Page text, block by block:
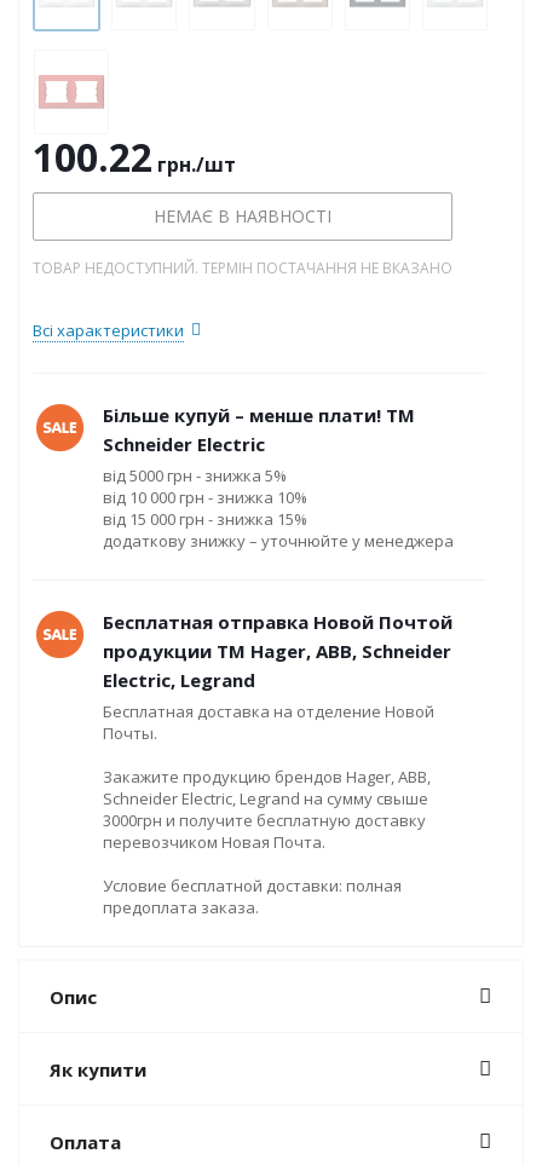
100.22 грн./шт
НЕМАЄ В НАЯВНОСТІ
ТОВАР НЕДОСТУПНИЙ. ТЕРМІН ПОСТАЧАННЯ НЕ ВКАЗАНО
Всі характеристики
Більше купуй – менше плати! ТМ
Schneider Electric
від 5000 грн - знижка 5%
від 10 000 грн - знижка 10%
від 15 000 грн - знижка 15%
додаткову знижку – уточнюйте у менеджера
Бесплатная отправка Новой Почтой
продукции ТМ Hager, ABB, Schneider
Electric, Legrand
Бесплатная доставка на отделение Новой
Почты.
Закажите продукцию брендов Hager, ABB,
Schneider Electric, Legrand на сумму свыше
3000грн и получите бесплатную доставку
перевозчиком Новая Почта.
Условие бесплатной доставки: полная
предоплата заказа.
Опис
Як купити
Оплата